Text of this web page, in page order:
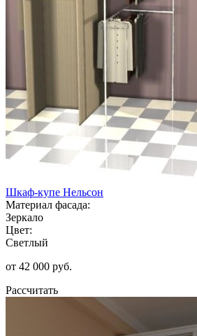
Шкаф-купе Нельсон
Материал фасада:
Зеркало
Цвет:
Светлый
от 42 000 руб.
Рассчитать